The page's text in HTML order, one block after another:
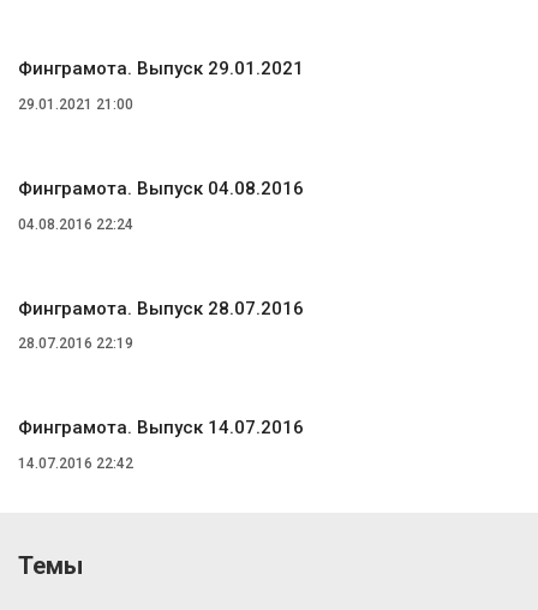
Финграмота. Выпуск 29.01.2021
29.01.2021 21:00
Финграмота. Выпуск 04.08.2016
04.08.2016 22:24
Финграмота. Выпуск 28.07.2016
28.07.2016 22:19
Финграмота. Выпуск 14.07.2016
14.07.2016 22:42
Темы